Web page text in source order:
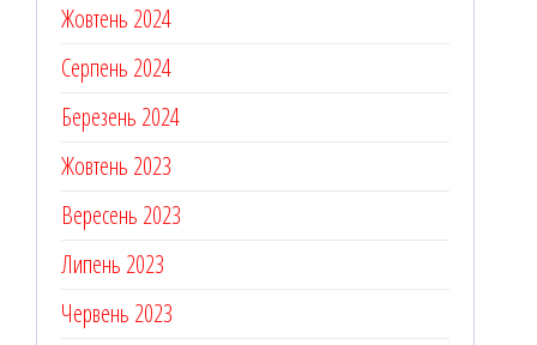
Жовтень 2024
Серпень 2024
Березень 2024
Жовтень 2023
Вересень 2023
Липень 2023
Червень 2023